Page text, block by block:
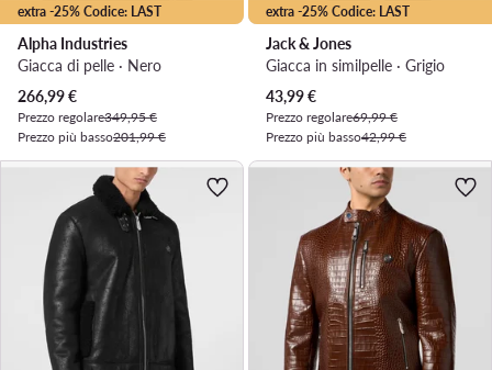
extra -25% Codice: LAST
Alpha Industries
Giacca di pelle · Nero
Prezzo attuale
266,99€
Prezzo regolare349,95 €
Prezzo più basso201,99 €
extra -25% Codice: LAST
Jack & Jones
Giacca in similpelle · Grigio
Prezzo attuale
43,99€
Prezzo regolare69,99 €
Prezzo più basso42,99 €